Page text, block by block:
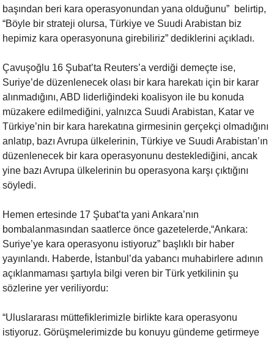
başından beri kara operasyonundan yana olduğunu” belirtip,
“Böyle bir strateji olursa, Türkiye ve Suudi Arabistan biz
hepimiz kara operasyonuna girebiliriz” dediklerini açıkladı.
Çavuşoğlu 16 Şubat’ta Reuters’a verdiği demeçte ise,
Suriye’de düzenlenecek olası bir kara harekatı için bir karar
alınmadığını, ABD liderliğindeki koalisyon ile bu konuda
müzakere edilmediğini, yalnızca Suudi Arabistan, Katar ve
Türkiye’nin bir kara harekatına girmesinin gerçekçi olmadığını
anlatıp, bazı Avrupa ülkelerinin, Türkiye ve Suudi Arabistan’ın
düzenlenecek bir kara operasyonunu desteklediğini, ancak
yine bazı Avrupa ülkelerinin bu operasyona karşı çıktığını
söyledi.
Hemen ertesinde 17 Şubat’ta yani Ankara’nın
bombalanmasından saatlerce önce gazetelerde,“Ankara:
Suriye’ye kara operasyonu istiyoruz” başlıklı bir haber
yayınlandı. Haberde, İstanbul’da yabancı muhabirlere adının
açıklanmaması şartıyla bilgi veren bir Türk yetkilinin şu
sözlerine yer veriliyordu:
“Uluslararası müttefiklerimizle birlikte kara operasyonu
istiyoruz. Görüşmelerimizde bu konuyu gündeme getirmeye